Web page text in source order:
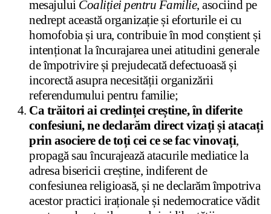
mesajului Coaliției pentru Familie, asociind pe
nedrept această organizație și eforturile ei cu
homofobia și ura, contribuie în mod conștient și
intenționat la încurajarea unei atitudini generale
de împotrivire și prejudecată defectuoasă și
incorectă asupra necesității organizării
referendumului pentru familie;
Ca trăitori ai credinței creștine, în diferite
confesiuni, ne declarăm direct vizați și atacați
prin asociere de toți cei ce se fac vinovați,
propagă sau încurajează atacurile mediatice la
adresa bisericii creștine, indiferent de
confesiunea religioasă, și ne declarăm împotriva
acestor practici iraționale și nedemocratice vădit